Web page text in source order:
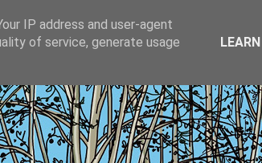
IP address and user-agent
of service, generate usage